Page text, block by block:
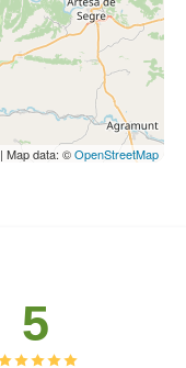
| Map data: ©OpenStreetMap
5